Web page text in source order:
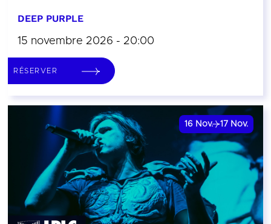
DEEP PURPLE
15 novembre 2026 - 20:00
RÉSERVER
16 Nov. 17 Nov.